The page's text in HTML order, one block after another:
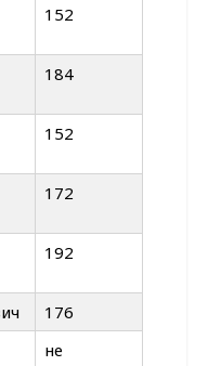
152
184
152
172
192
176
не